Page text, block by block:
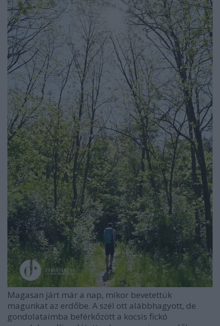
Magasan járt már a nap, mikor bevetettük
magunkat az erdőbe. A szél ott alábbhagyott, de
gondolataimba beférkőzött a kocsis fickó